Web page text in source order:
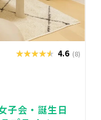
★★★★★
★★★★★ 4.6 (8)
子会・誕生日